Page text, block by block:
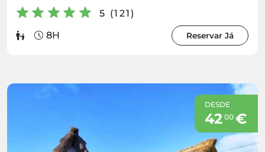
5 (121)
8H
Reservar Já
DESDE
42 00€